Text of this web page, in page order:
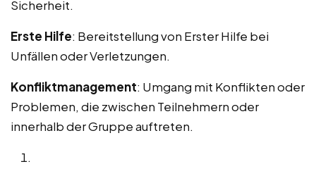
Sicherheit.
Erste Hilfe: Bereitstellung von Erster Hilfe bei
Unfällen oder Verletzungen.
Konfliktmanagement: Umgang mit Konflikten oder
Problemen, die zwischen Teilnehmern oder
innerhalb der Gruppe auftreten.